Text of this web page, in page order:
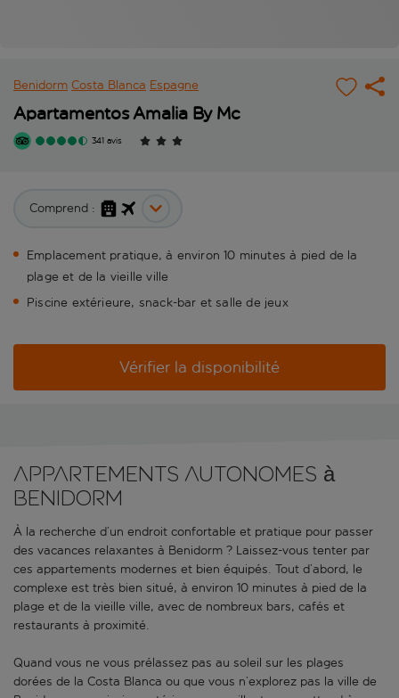
Benidorm Costa Blanca Espagne
Apartamentos Amalia By Mc
341 avis
Comprend :
Emplacement pratique, à environ 10 minutes à pied de la
plage et de la vieille ville
Piscine extérieure, snack-bar et salle de jeux
Vérifier la disponibilité
Appartements autonomes à
Benidorm
À la recherche d’un endroit confortable et pratique pour passer
des vacances relaxantes à Benidorm ? Laissez-vous tenter par
ces appartements modernes et bien équipés. Tout d’abord, le
complexe est très bien situé, à environ 10 minutes à pied de la
plage et de la vieille ville, avec de nombreux bars, cafés et
restaurants à proximité.
Quand vous ne vous prélassez pas au soleil sur les plages
dorées de la Costa Blanca ou que vous n’explorez pas la ville de